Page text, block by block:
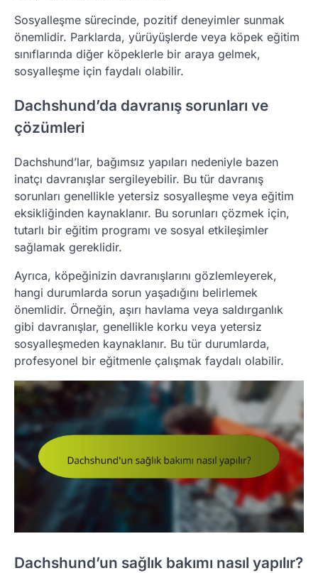
Sosyalleşme sürecinde, pozitif deneyimler sunmak
önemlidir. Parklarda, yürüyüşlerde veya köpek eğitim
sınıflarında diğer köpeklerle bir araya gelmek,
sosyalleşme için faydalı olabilir.
Dachshund’da davranış sorunları ve
çözümleri
Dachshund’lar, bağımsız yapıları nedeniyle bazen
inatçı davranışlar sergileyebilir. Bu tür davranış
sorunları genellikle yetersiz sosyalleşme veya eğitim
eksikliğinden kaynaklanır. Bu sorunları çözmek için,
tutarlı bir eğitim programı ve sosyal etkileşimler
sağlamak gereklidir.
Ayrıca, köpeğinizin davranışlarını gözlemleyerek,
hangi durumlarda sorun yaşadığını belirlemek
önemlidir. Örneğin, aşırı havlama veya saldırganlık
gibi davranışlar, genellikle korku veya yetersiz
sosyalleşmeden kaynaklanır. Bu tür durumlarda,
profesyonel bir eğitmenle çalışmak faydalı olabilir.
Dachshund’un sağlık bakımı nasıl yapılır?